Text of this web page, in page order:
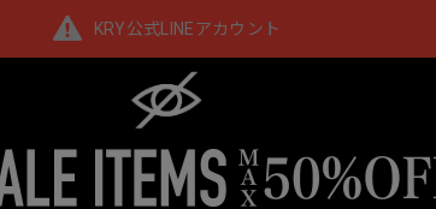
KRY公式LINEアカウント